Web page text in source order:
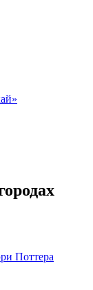
Поттера